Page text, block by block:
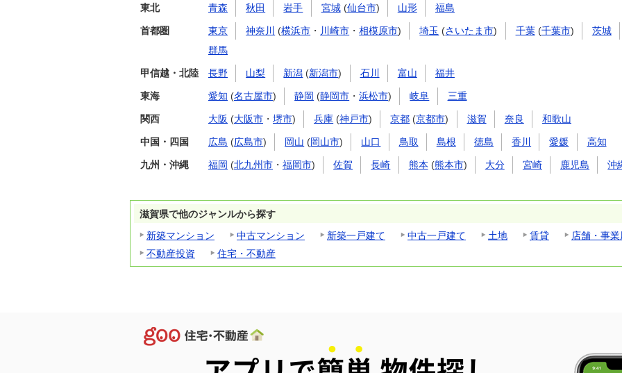
東北 青森 秋田 岩手 宮城(仙台市) 山形 福島
首都圏 東京 神奈川 (横浜市 ・ 川崎市 ・相模原市) 埼玉 (さいたま市) 千葉(千葉市)
茨城
群馬
甲信越・北陸 長野 山梨 新潟 (新潟市) 石川 富山 福井
東海 愛知 (名古屋市) 静岡 (静岡市 ・浜松市) 岐阜 三重
関西 大阪 (大阪市 ・ 堺市) 兵庫 (神戸市) 京都 (京都市) 滋賀 奈良 和歌山
中国・四国 広島 (広島市) 岡山 (岡山市) 山口 鳥取 島根 徳島 香川 愛媛 高知
九州・沖縄 福岡 (北九州市 ・ 福岡市) 佐賀 長崎 熊本 (熊本市) 大分 宮崎 鹿児島 沖
滋賀県で他のジャンルから探す
新築マンション
中古マンション 新築一戸建て 中古一戸建て 土地 賃貸
店舗・事業
不動産投資
住宅・不動産